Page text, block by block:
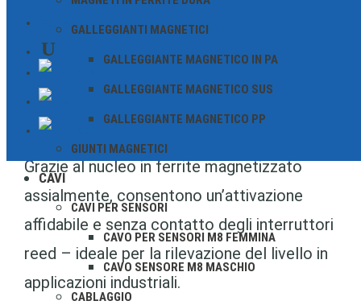
CONTATTOGALLEGGIANTI MAGNETICI
GALLEGGIANTE MAGNETICO IN PA
GALLEGGIANTE MAGNETICO SUS
GALLEGGIANTE MAGNETICO PP
GIUNTI MAGNETICI
CAVI
CAVI PER SENSORI
CAVO PER SENSORI M8 FEMMINA
CAVO SENSORE M8 MASCHIO
CABLAGGIO
galleggianti magnetici compatti in acciaio
inossidabile (SUS304 e SUS316L), sviluppati
appositamente per l’uso in ambienti
aggressivi e a temperature ambiente
elevate.
Grazie al nucleo in ferrite magnetizzato
assialmente, consentono un’attivazione
affidabile e senza contatto degli interruttori
reed – ideale per la rilevazione del livello in
applicazioni industriali.